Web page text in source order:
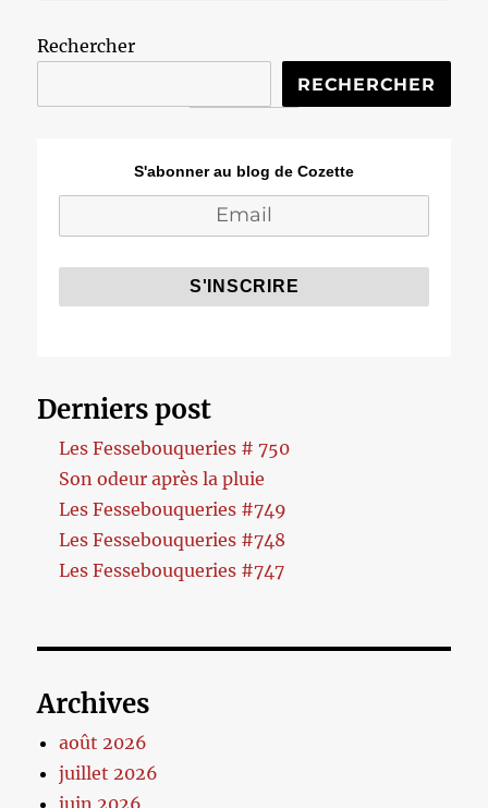
Rechercher
RECHERCHER
S'abonner au blog de Cozette
Derniers post
Les Fessebouqueries # 750
Son odeur après la pluie
Les Fessebouqueries #749
Les Fessebouqueries #748
Les Fessebouqueries #747
Archives
août 2026
juillet 2026
juin 2026